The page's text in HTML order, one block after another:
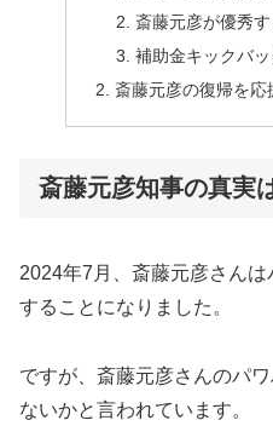
斎藤元彦が優秀
補助金キックバ
斎藤元彦の復帰を応
斎藤元彦知事の真実
2024年7月、斎藤元彦さん
することになりました。
ですが、斎藤元彦さんのパ
ないかと言われています。